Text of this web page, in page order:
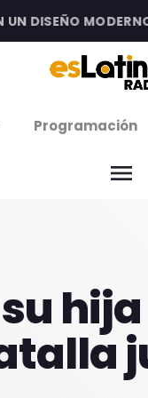
DISEÑO
Programación
menu